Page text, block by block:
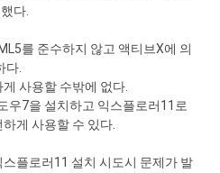
다.
를 준수하지 않고 액티브X에 의
다.
사용할 수밖에 없다.
우7을 설치하고 익스플로러11로
게 사용할 수 있다.
플로러11 설치 시도시 문제가 발